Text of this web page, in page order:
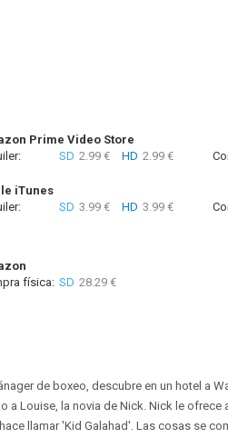
Prime Video Store
SD 2.99 € HD 2.99 €
iTunes
SD 3.99 € HD 3.99 €
física: SD 28.29 €
de boxeo, descubre en un hotel a
a Louise, la novia de Nick. Nick le
llamar 'Kid Galahad'. Las cosas se